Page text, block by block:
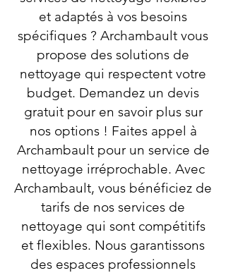
et adaptés à vos besoins
spécifiques ? Archambault vous
propose des solutions de
nettoyage qui respectent votre
budget. Demandez un devis
gratuit pour en savoir plus sur
nos options ! Faites appel à
Archambault pour un service de
nettoyage irréprochable. Avec
Archambault, vous bénéficiez de
tarifs de nos services de
nettoyage qui sont compétitifs
et flexibles. Nous garantissons
des espaces professionnels